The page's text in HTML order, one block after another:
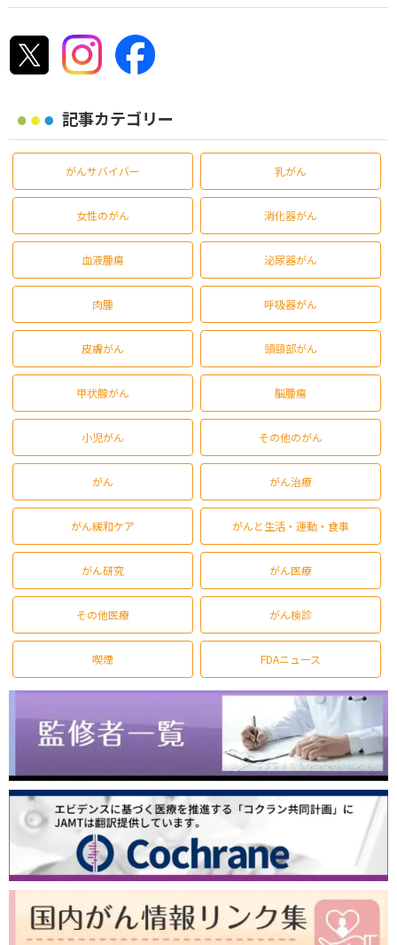
記事カテゴリー
がんサバイバー 乳がん
女性のがん 消化器がん
血液腫瘍 泌尿器がん
肉腫 呼吸器がん
皮膚がん 頭頸部がん
甲状腺がん 脳腫瘍
小児がん その他のがん
がん がん治療
がん緩和ケア がんと生活・運動・食事
がん研究 がん医療
その他医療 がん検診
喫煙 FDAニュース